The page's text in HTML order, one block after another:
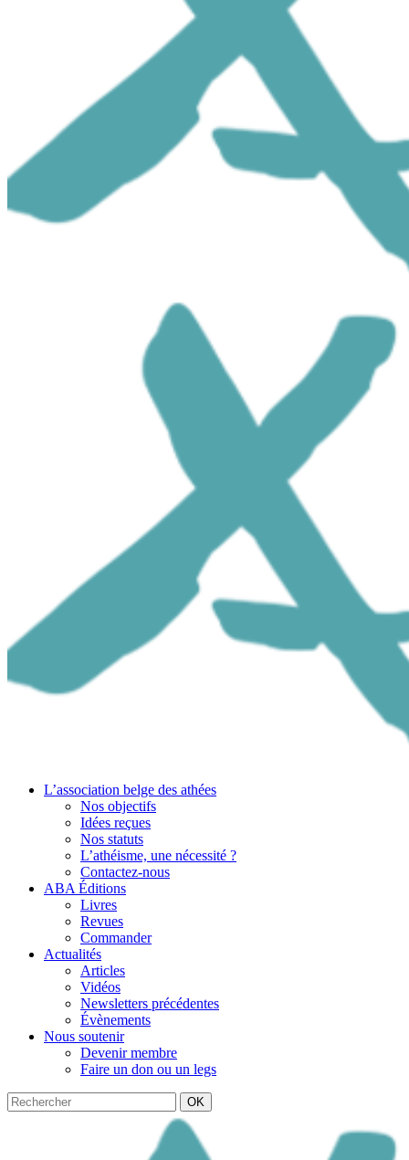
L’association belge des athées
Nos objectifs
Idées reçues
Nos statuts
L’athéisme, une nécessité ?
Contactez-nous
ABA Éditions
Livres
Revues
Commander
Actualités
Articles
Vidéos
Newsletters précédentes
Évènements
Nous soutenir
Devenir membre
Faire un don ou un legs
OK